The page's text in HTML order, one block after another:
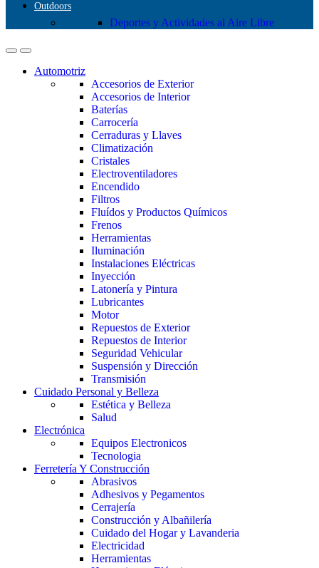
Outdoors
Deportes y Actividades al Aire Libre
Automotriz
Accesorios de Exterior
Accesorios de Interior
Baterías
Carrocería
Cerraduras y Llaves
Climatización
Cristales
Electroventiladores
Encendido
Filtros
Fluídos y Productos Químicos
Frenos
Herramientas
Iluminación
Instalaciones Eléctricas
Inyección
Latonería y Pintura
Lubricantes
Motor
Repuestos de Exterior
Repuestos de Interior
Seguridad Vehicular
Suspensión y Dirección
Transmisión
Cuidado Personal y Belleza
Estética y Belleza
Salud
Electrónica
Equipos Electronicos
Tecnologia
Ferretería Y Construcción
Abrasivos
Adhesivos y Pegamentos
Cerrajería
Construcción y Albañilería
Cuidado del Hogar y Lavanderia
Electricidad
Herramientas